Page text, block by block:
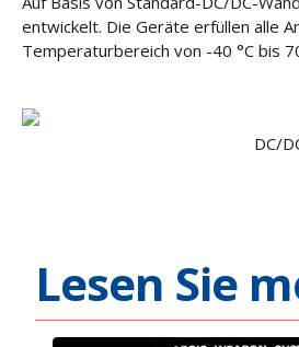
entwickelt. Die Geräte erfüllen alle
Temperaturbereich von -40 °C bis
DC/
Lesen Sie